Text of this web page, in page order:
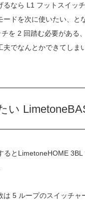
るなら L1 フットスイッ
ードを次に使いたい、と
を 2 回踏む必要がある
でなんとかできてしま
い
るとLimetoneHOME 3BL
は 5 ループのスイッチャ